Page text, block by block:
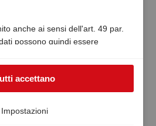
anche ai sensi dell'art. 49 par.
possono quindi essere
In tal caso, non è possibile
il livello europeo di protezione
che le autorità statunitensi
Puoi revocare il tuo
Impostazioni
accettano